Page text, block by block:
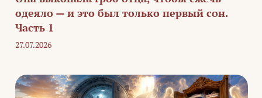
одеяло — и это был только первый сон.
Часть 1
27.07.2026